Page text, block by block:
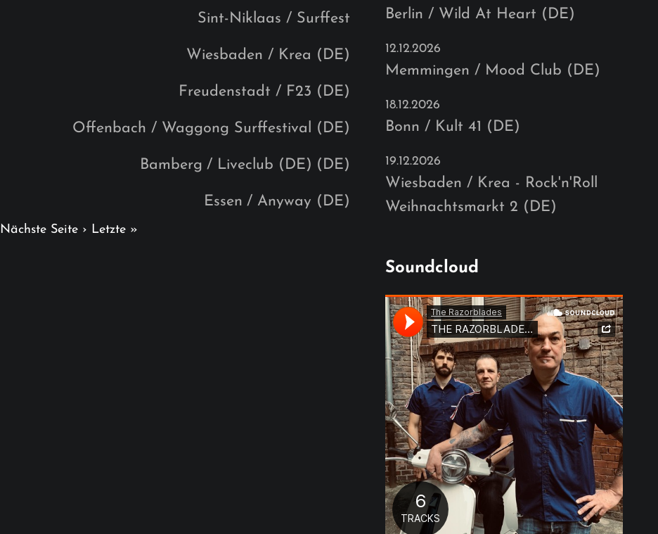
Sint-Niklaas / Surffest
Wiesbaden / Krea (DE)
Freudenstadt / F23 (DE)
Offenbach / Waggong Surffestival (DE)
Bamberg / Liveclub (DE) (DE)
Essen / Anyway (DE)
Nächste Seite › Letzte »
Berlin / Wild At Heart (DE)
12.12.2026
Memmingen / Mood Club (DE)
18.12.2026
Bonn / Kult 41 (DE)
19.12.2026
Wiesbaden / Krea - Rock'n'Roll
Weihnachtsmarkt 2 (DE)
Soundcloud